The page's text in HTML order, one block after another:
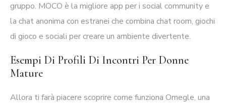
gruppo. MOCO è la migliore app per i social community e
la chat anonima con estranei che combina chat room, giochi
di gioco e sociali per creare un ambiente divertente.
Esempi Di Profili Di Incontri Per Donne
Mature
Allora ti farà piacere scoprire come funziona Omegle, una